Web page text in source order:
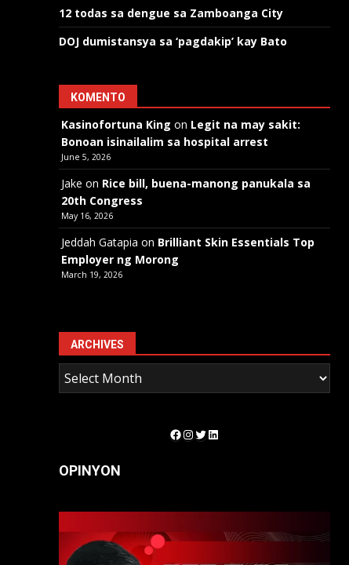
12 todas sa dengue sa Zamboanga City
DOJ dumistansya sa ‘pagdakip’ kay Bato
KOMENTO
Kasinofortuna King on Legit na may sakit:
Bonoan isinailalim sa hospital arrest
June 5, 2026
Jake on Rice bill, buena-manong panukala sa
20th Congress
May 16, 2026
Jeddah Gatapia on Brilliant Skin Essentials Top
Employer ng Morong
March 19, 2026
ARCHIVES
Facebook
Instagram
Twitter
LinkedIn
OPINYON